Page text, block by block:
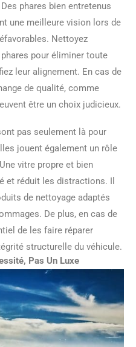
phares bien entretenus
une meilleure vision lors de
Nettoyez
pour éliminer toute
leur alignement. En cas de
de qualité, comme
être un choix judicieux.
pas seulement là pour
jouent également un rôle
vitre propre et bien
et réduit les distractions. Il
de nettoyage adaptés
De plus, en cas de
de les faire réparer
structurelle du véhicule.
Pas Un Luxe